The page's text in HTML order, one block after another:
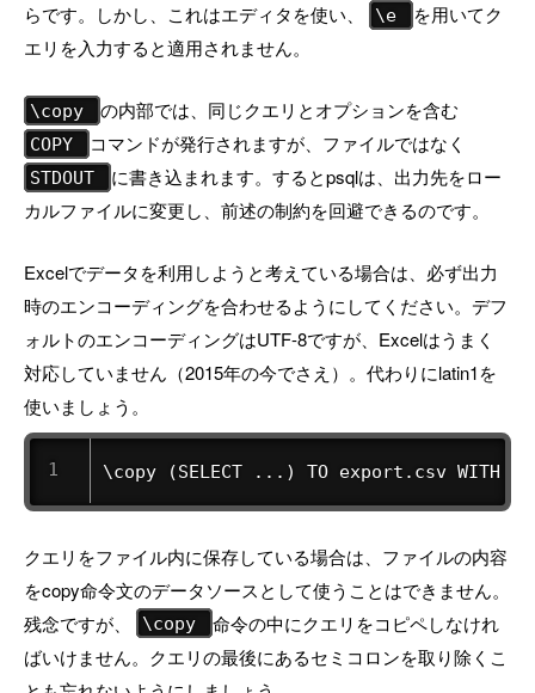
らです。しかし、これはエディタを使い、
\e
を用いてク
エリを入力すると適用されません。
\copy の内部では、同じクエリとオプションを含む
COPY コマンドが発行されますが、ファイルではなく
STDOUT
に書き込まれます。するとpsqlは、出力先をロー
カルファイルに変更し、前述の制約を回避できるのです。
Excelでデータを利用しようと考えている場合は、必ず出力
時のエンコーディングを合わせるようにしてください。デフ
ォルトのエンコーディングはUTF-8ですが、Excelはうまく
対応していません（2015年の今でさえ）。代わりにlatin1を
使いましょう。
\copy (SELECT ...) TO export.csv WITH
クエリをファイル内に保存している場合は、ファイルの内容
をcopy命令文のデータソースとして使うことはできません。
残念ですが、
\copy
命令の中にクエリをコピペしなけれ
ばいけません。クエリの最後にあるセミコロンを取り除くこ